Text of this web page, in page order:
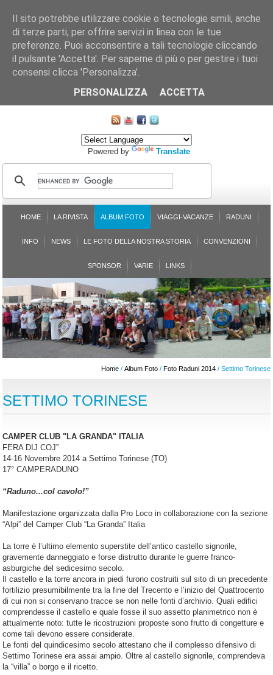
CHI SIAMO LE SEZIONI ASSICURGRANDA
ISCRIZIONE L'AVVOCATO RISPONDE SONDAGGI
Powered by Translate
HOME LA RIVISTA ALBUM FOTO VIAGGI-VACANZE RADUNI
INFO NEWS LE FOTO DELLA NOSTRA STORIA CONVENZIONI
SPONSOR VARIE LINKS
Home/ Album Foto/ Foto Raduni 2014/ Settimo Torinese
SETTIMO TORINESE
CAMPER CLUB "LA GRANDA" ITALIA
FERA DIJ COJ”
14-16 Novembre 2014 a Settimo Torinese (TO)
17° CAMPERADUNO
“Raduno...col cavolo!”
Manifestazione organizzata dalla Pro Loco in collaborazione con la sezione
“Alpi” del Camper Club “La Granda” Italia
La torre è l’ultimo elemento superstite dell’antico castello signorile,
gravemente danneggiato e forse distrutto durante le guerre franco-
asburgiche del sedicesimo secolo.
Il castello e la torre ancora in piedi furono costruiti sul sito di un precedente
fortilizio presumibilmente tra la fine del Trecento e l’inizio del Quattrocento
di cui non si conservano tracce se non nelle fonti d’archivio. Quali edifici
comprendesse il castello e quale fosse il suo assetto planimetrico non è
attualmente noto: tutte le ricostruzioni proposte sono frutto di congetture e
come tali devono essere considerate.
Le fonti del quindicesimo secolo attestano che il complesso difensivo di
Settimo Torinese era assai ampio. Oltre al castello signorile, comprendeva
la “villa” o borgo e il ricetto.
Il sito potrebbe utilizzare cookie o tecnologie simili, anche
di terze parti, per offrire servizi in linea con le tue
preferenze. Puoi acconsentire a tali tecnologie cliccando
il pulsante 'Accetta'. Per saperne di più o per gestire i tuoi
consensi clicca 'Personalizza'.
PERSONALIZZA
ACCETTA